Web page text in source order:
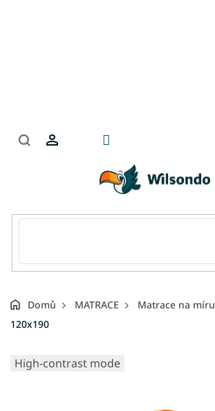
Domů MATRACE Matrace na míru
120x190
High-contrast mode